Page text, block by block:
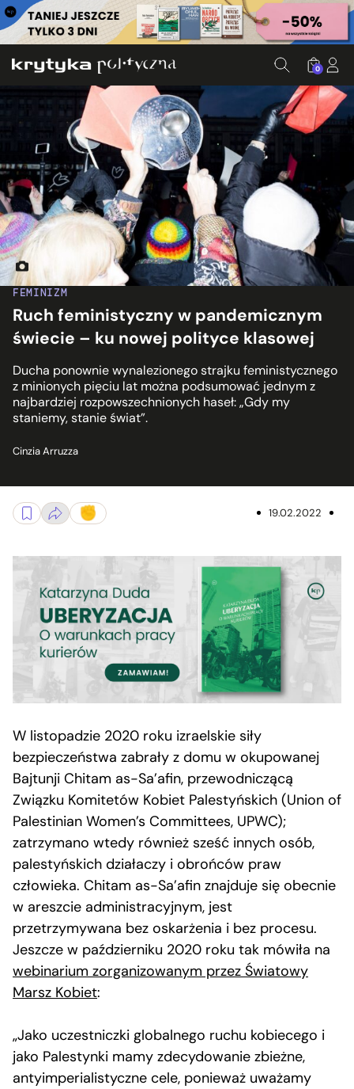
0
FEMINIZM
Ruch feministyczny w pandemicznym
świecie – ku nowej polityce klasowej
Ducha ponownie wynalezionego strajku feministycznego
z minionych pięciu lat można podsumować jednym z
najbardziej rozpowszechnionych haseł: „Gdy my
staniemy, stanie świat”.
Cinzia Arruzza
Fot. Rafał Milach, Archiwum Protestów Publicznych
19.02.2022
W listopadzie 2020 roku izraelskie siły
bezpieczeństwa zabrały z domu w okupowanej
Bajtunji Chitam as-Sa’afin, przewodniczącą
Związku Komitetów Kobiet Palestyńskich (Union of
Palestinian Women’s Committees, UPWC);
zatrzymano wtedy również sześć innych osób,
palestyńskich działaczy i obrońców praw
człowieka. Chitam as-Sa’afin znajduje się obecnie
w areszcie administracyjnym, jest
przetrzymywana bez oskarżenia i bez procesu.
Jeszcze w październiku 2020 roku tak mówiła na
webinarium zorganizowanym przez Światowy
Marsz Kobiet:
„Jako uczestniczki globalnego ruchu kobiecego i
jako Palestynki mamy zdecydowanie zbieżne,
antyimperialistyczne cele, ponieważ uważamy